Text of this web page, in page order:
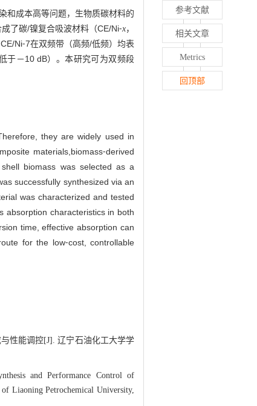
和成本高等问题，生物质碳材料的
了碳/镍复合吸波材料（CE/Ni⁃x，
Ni⁃7在双频带（高频/低频）均表
于－10 dB）。本研究可为双频段
they are widely used in
materials,biomass⁃derived
biomass was selected as a
successfully synthesized via an
was characterized and tested
absorption characteristics in both
time, effective absorption can
for the low⁃cost, controllable
性能调控[J]. 辽宁石油化工大学学
and Performance Control of
Liaoning Petrochemical University,
参考文献
相关文章
Metrics
回顶部